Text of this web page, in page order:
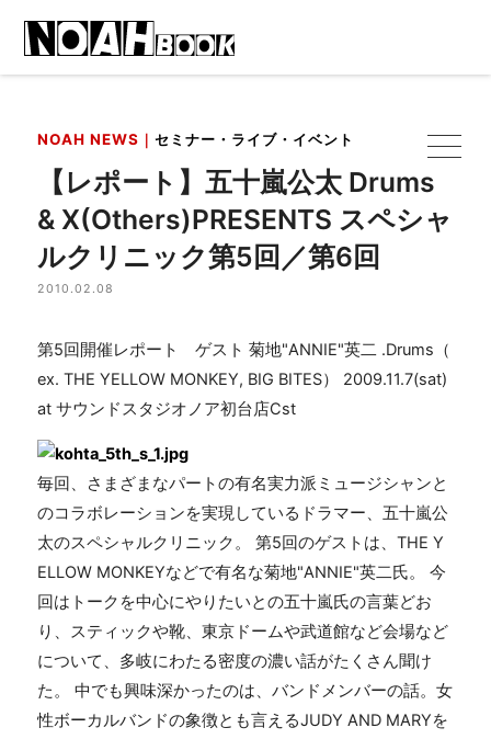
NOAH NEWS｜セミナー・ライブ・イベント
【レポート】五十嵐公太 Drums
& X(Others)PRESENTS スペシャ
ルクリニック第5回／第6回
2010.02.08
第5回開催レポート ゲスト 菊地"ANNIE"英二 .Drums（
ex. THE YELLOW MONKEY, BIG BITES） 2009.11.7(sat)
at サウンドスタジオノア初台店Cst
毎回、さまざまなパートの有名実力派ミュージシャンと
のコラボレーションを実現しているドラマー、五十嵐公
太のスペシャルクリニック。 第5回のゲストは、THE Y
ELLOW MONKEYなどで有名な菊地"ANNIE"英二氏。 今
回はトークを中心にやりたいとの五十嵐氏の言葉どお
り、スティックや靴、東京ドームや武道館など会場など
について、多岐にわたる密度の濃い話がたくさん聞け
た。 中でも興味深かったのは、バンドメンバーの話。女
性ボーカルバンドの象徴とも言えるJUDY AND MARYを